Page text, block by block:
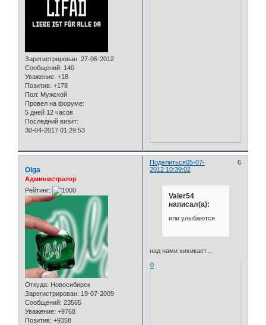
Зарегистрирован: 27-06-2012
Сообщений: 140
Уважение: +18
Позитив: +178
Пол: Мужской
Провел на форуме:
5 дней 12 часов
Последний визит:
30-04-2017 01:29:53
Поделиться 6
05-07-
2012 10:39:02
Olga
Администратор
Рейтинг:
Откуда: Новосибирск
Зарегистрирован: 19-07-2009
Сообщений: 23565
Уважение: +9768
Позитив: +9358
Valer54
написал(а):
или улыбаются
над нами хихикает...
0